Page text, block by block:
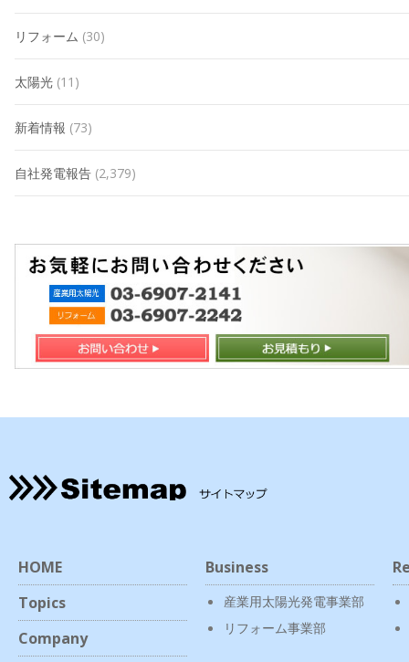
リフォーム (30)
太陽光 (11)
新着情報 (73)
自社発電報告 (2,379)
HOME
Topics
Company
Business
産業用太陽光発電事業部
リフォーム事業部